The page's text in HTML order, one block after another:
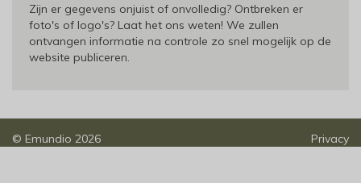
Zijn er gegevens onjuist of onvolledig? Ontbreken er
foto's of logo's? Laat het ons weten! We zullen
ontvangen informatie na controle zo snel mogelijk op de
website publiceren.
© Emundio 2026 Privacy